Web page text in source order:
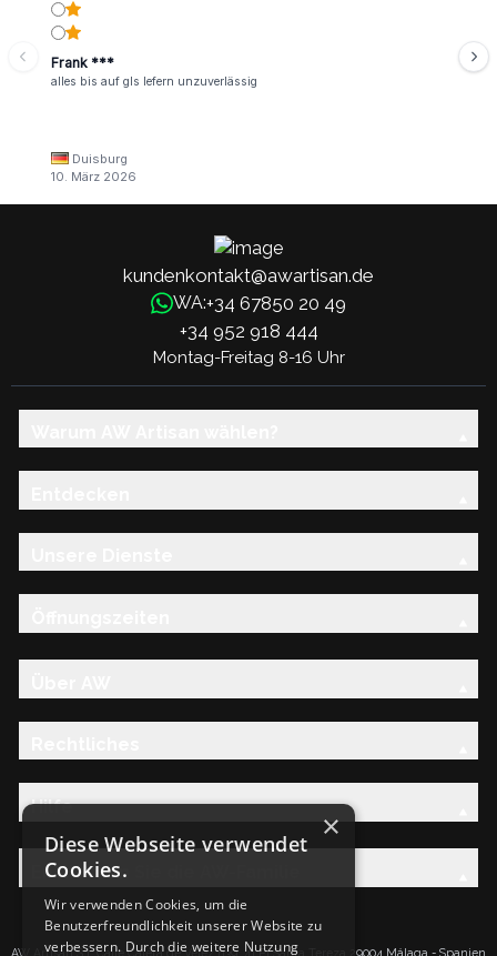
Frank ***
alles bis auf gls lefern unzuverlässig
Duisburg
10. März 2026
kundenkontakt@awartisan.de
WA:+34 67850 20 49
+34 952 918 444
Montag-Freitag 8-16 Uhr
Hilfe
Entdecken Sie die AW-Familie
AW Artisan S.L.Calle Caleta de Velez n39, 41 PI Santa Tereza 29004 Málaga - Spanien
×
Diese Webseite verwendet
Cookies.
Wir verwenden Cookies, um die
Benutzerfreundlichkeit unserer Website zu
verbessern. Durch die weitere Nutzung